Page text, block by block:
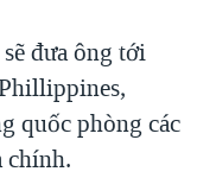
NAM
HẢI SÂM
NÔNG THÔN MỸ
đưa ông tới
quốc phòng các
chính.